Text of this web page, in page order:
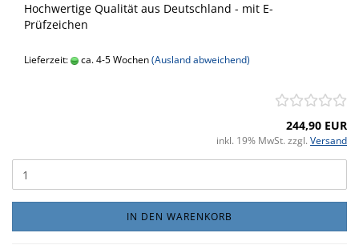
Hochwertige Qualität aus Deutschland - mit E-
Prüfzeichen
Lieferzeit: ca. 4-5 Wochen(Ausland abweichend)
244,90 EUR
inkl. 19% MwSt. zzgl. Versand
IN DEN WARENKORB